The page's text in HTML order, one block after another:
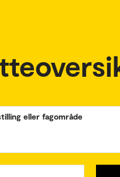
eller fagområde